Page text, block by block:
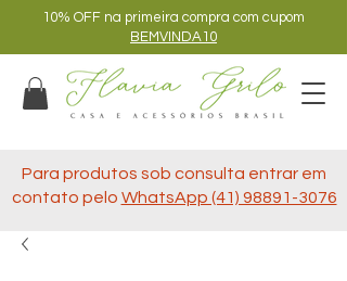
10% OFF na primeira compra com cupom
BEMVINDA10
Para produtos sob consulta entrar em
contato pelo WhatsApp (41) 98891-3076